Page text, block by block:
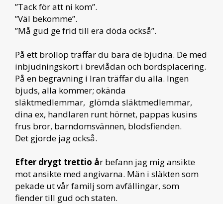
”Tack för att ni kom”.
”Väl bekomme”.
”Må gud ge frid till era döda också”.
På ett bröllop träffar du bara de bjudna. De med
inbjudningskort i brevlådan och bordsplacering.
På en begravning i Iran träffar du alla. Ingen
bjuds, alla kommer; okända
släktmedlemmar, glömda släktmedlemmar,
dina ex, handlaren runt hörnet, pappas kusins
frus bror, barndomsvännen, blodsfienden.
Det gjorde jag också.
Efter drygt trettio år befann jag mig ansikte
mot ansikte med angivarna. Män i släkten som
pekade ut vår familj som avfällingar, som
fiender till gud och staten.